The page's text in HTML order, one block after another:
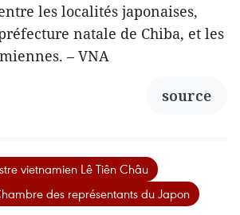
les localités japonaises,
natale de Chiba, et les
– VNA
source
vietnamien Lê Tiên Châu
des représentants du Japon